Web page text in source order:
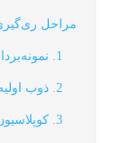
مراحل
1
.
2. ذوب اولیه و جداسازی ناخالصی
3. کوپلاسیون و اسیدکاری